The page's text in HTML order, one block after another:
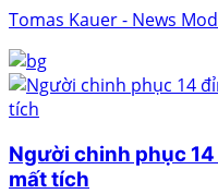
Tomas Kauer - News
Người chinh phục
mất tích